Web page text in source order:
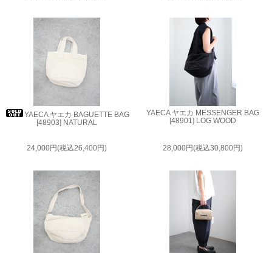
YAECA ヤエカ BAGUETTE BAG
[48903] NATURAL
24,000円(税込26,400円)
YAECA ヤエカ MESSENGER BAG
[48901] LOG WOOD
28,000円(税込30,800円)